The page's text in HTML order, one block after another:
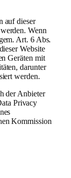
auf dieser
Wenn
Art. 6 Abs.
Website
Geräten mit
darunter
werden.
der Anbieter
Privacy
Kommission